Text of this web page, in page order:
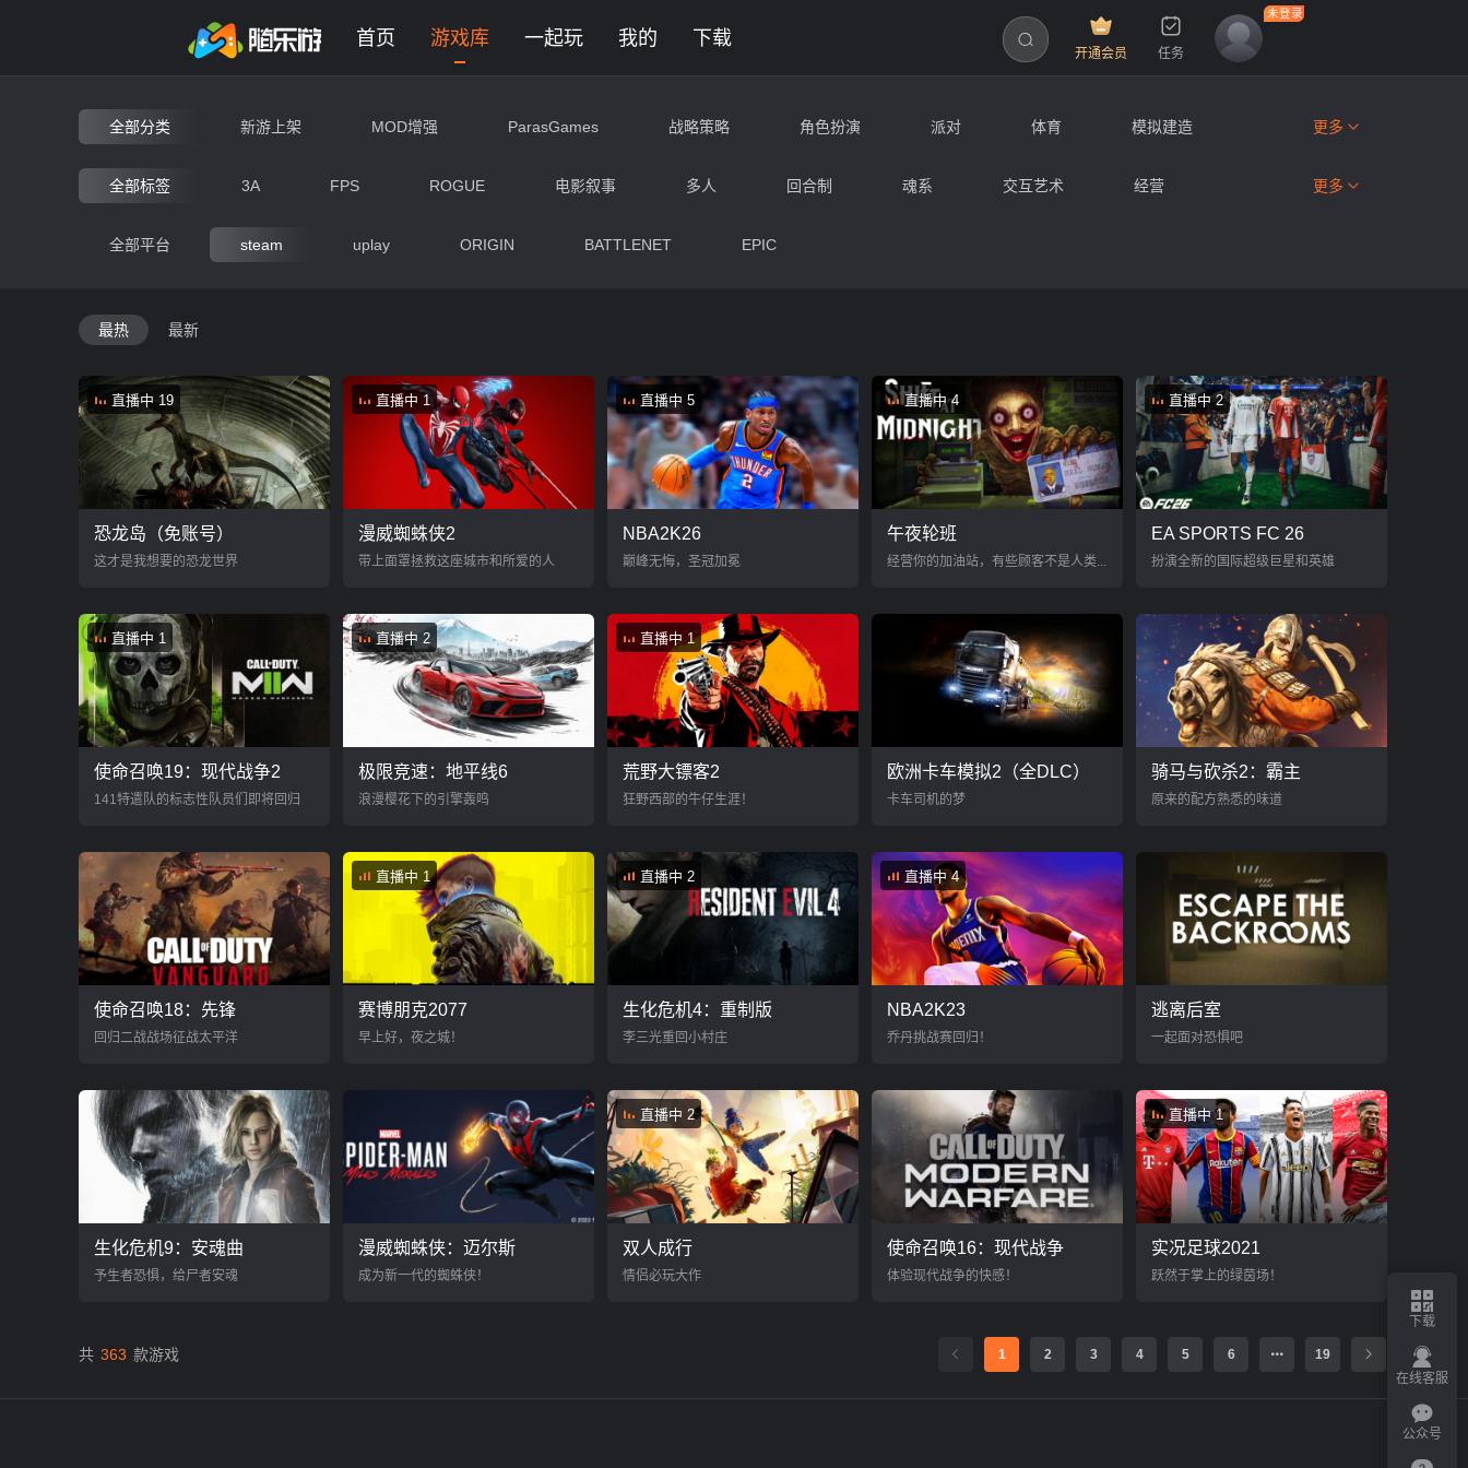
首页 游戏库 一起玩 我的 下载
开通会员 任务
steam游戏大全 - 网页版在线免费玩 | 随乐游云游戏平台
全部分类 新游上架 MOD增强 ParasGames 战略策略 角色扮演 派对 体育 模拟建造
动作 射击 竞速 冒险 复古卷轴 格斗 解谜 恐怖
更多
全部标签 3A FPS ROGUE 电影叙事 多人 回合制 魂系 交互艺术 经营
开放世界 平台跳跃 沙盒
更多
全部平台 steam uplay ORIGIN BATTLENET EPIC
最热 最新
恐龙岛（免账号）
这才是我想要的恐龙世界
直播中 19
漫威蜘蛛侠2
带上面罩拯救这座城市和所爱的人
直播中 1
NBA2K26
巅峰无悔，圣冠加冕
直播中 5
午夜轮班
经营你的加油站，有些顾客不是人类...
直播中 4
EA SPORTS FC 26
扮演全新的国际超级巨星和英雄
直播中 2
使命召唤19：现代战争2
141特遣队的标志性队员们即将回归
直播中 1
极限竞速：地平线6
浪漫樱花下的引擎轰鸣
直播中 2
荒野大镖客2
狂野西部的牛仔生涯！
直播中 1
欧洲卡车模拟2（全DLC）
卡车司机的梦
骑马与砍杀2：霸主
原来的配方熟悉的味道
使命召唤18：先锋
回归二战战场征战太平洋
赛博朋克2077
早上好，夜之城！
直播中 1
生化危机4：重制版
李三光重回小村庄
直播中 2
NBA2K23
乔丹挑战赛回归！
直播中 4
逃离后室
一起面对恐惧吧
生化危机9：安魂曲
予生者恐惧，给尸者安魂
漫威蜘蛛侠：迈尔斯
成为新一代的蜘蛛侠！
双人成行
情侣必玩大作
直播中 2
使命召唤16：现代战争
体验现代战争的快感！
实况足球2021
跃然于掌上的绿茵场！
直播中 1
共 363 款游戏 1 2 3 4 5 6 19
下载
在线客服
公众号